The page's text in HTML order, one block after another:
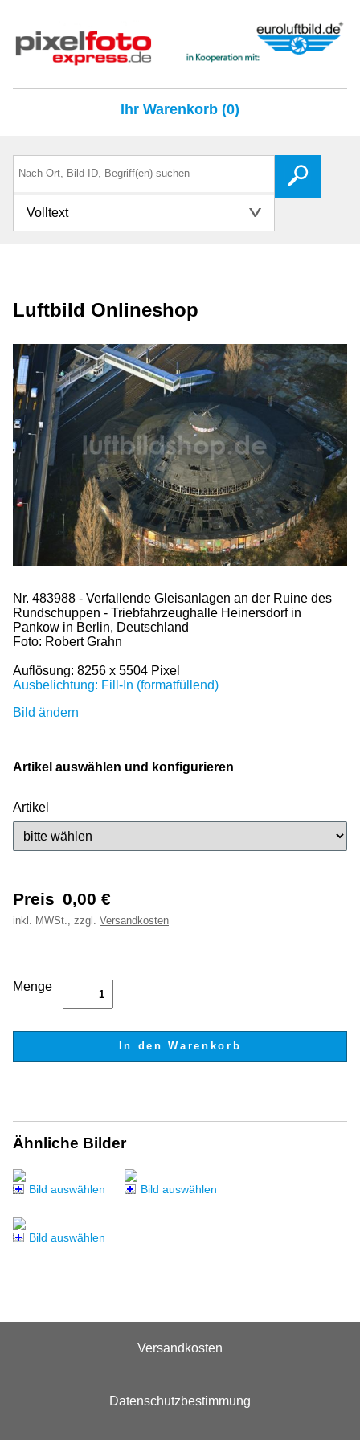
Ihr Warenkorb (0)
Volltext
Luftbild Onlineshop
Nr. 483988 - Verfallende Gleisanlagen an der Ruine des
Rundschuppen - Triebfahrzeughalle Heinersdorf in
Pankow in Berlin, Deutschland
Foto: Robert Grahn
Auflösung: 8256 x 5504 Pixel
Ausbelichtung: Fill-In (formatfüllend)
Bild ändern
Artikel auswählen und konfigurieren
Artikel
Preis 0,00 €
inkl. MWSt., zzgl. Versandkosten
Menge
Ähnliche Bilder
Bild auswählen Bild auswählen
Bild auswählen
Versandkosten
Datenschutzbestimmung